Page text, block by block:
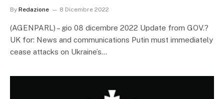
By Redazione 8 Dicembre 2022
(AGENPARL) – gio 08 dicembre 2022 Update from GOV.?
UK for: News and communications Putin must immediately
cease attacks on Ukraine’s…